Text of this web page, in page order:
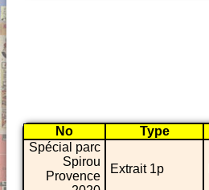
No Type
Spécial parc
Spirou
Provence
Extrait 1p